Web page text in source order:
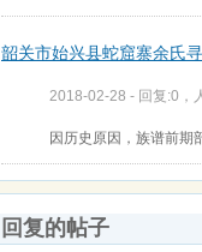
韶关市始兴县蛇窟寨余氏
2018-02-28 - 回复:0，
因历史原因，族谱前期
回复的帖子